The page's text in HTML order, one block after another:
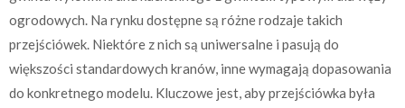
ogrodowych. Na rynku dostępne są różne rodzaje takich
przejściówek. Niektóre z nich są uniwersalne i pasują do
większości standardowych kranów, inne wymagają dopasowania
do konkretnego modelu. Kluczowe jest, aby przejściówka była